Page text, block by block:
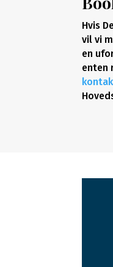
Hvis
vil vi
en
enten